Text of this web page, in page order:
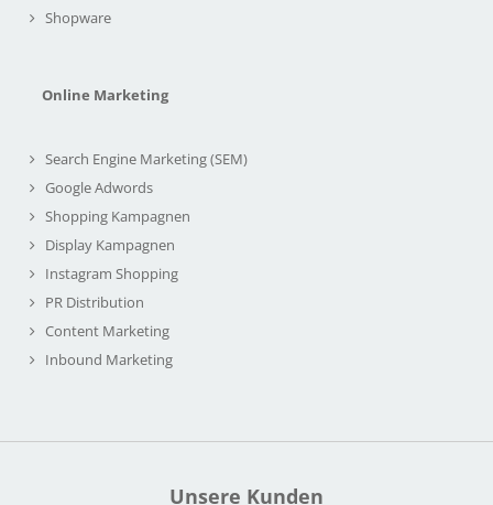
Shopware
Online Marketing
Search Engine Marketing (SEM)
Google Adwords
Shopping Kampagnen
Display Kampagnen
Instagram Shopping
PR Distribution
Content Marketing
Inbound Marketing
Unsere Kunden